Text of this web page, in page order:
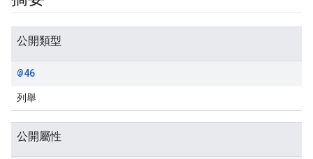
公開類型
@46
列舉
公開屬性